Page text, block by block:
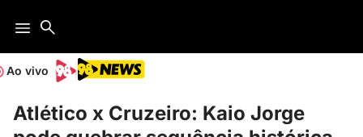
Ao vivo
Atlético x Cruzeiro: Kaio Jorge